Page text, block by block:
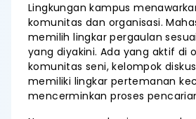
Lingkungan kampus
komunitas dan organisasi.
memilih lingkar pergaulan
yang diyakini. Ada yang aktif di
komunitas seni, kelompok
memiliki lingkar pertemanan
mencerminkan proses